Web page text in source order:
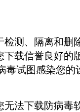
测、隔离和删
载信誉良好的
试图感染您
法下载防病毒